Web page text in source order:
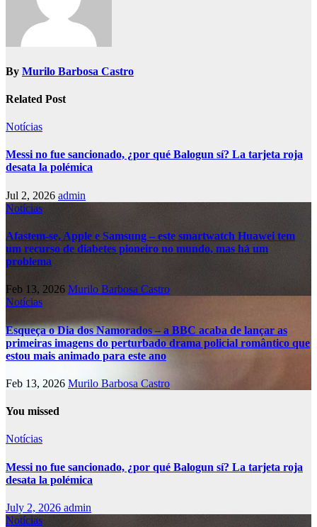
By Murilo Barbosa Castro
Related Post
Notícias
Messi no fue sancionado, ¿por qué Balogun sí? La tarjeta roja
desata la polémica
Jul 2, 2026 admin
Notícias
Afastem-se, Apple e Samsung – este smartwatch Huawei tem
um recurso de diabetes pioneiro no mundo, mas há um
problema
Feb 13, 2026 Murilo Barbosa Castro
Notícias
Esqueça o Dia dos Namorados – a BBC acaba de lançar as
primeiras imagens do perturbado drama policial romântico que
estou mais animado para este ano
Feb 13, 2026 Murilo Barbosa Castro
You missed
Notícias
Messi no fue sancionado, ¿por qué Balogun sí? La tarjeta roja
desata la polémica
July 2, 2026 admin
Notícias